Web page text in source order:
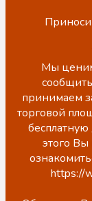
Мы
принимаем
торговой
этого
https://